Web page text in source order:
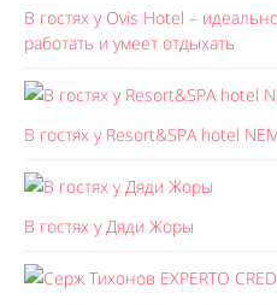
В гостях у Ovis Hotel –
работать и умеет отдыхать
В гостях у Resort&SPA hotel
В гостях у Дяди Жоры